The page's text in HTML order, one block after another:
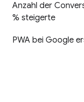
Anzahl der
% steigerte
PWA bei Google